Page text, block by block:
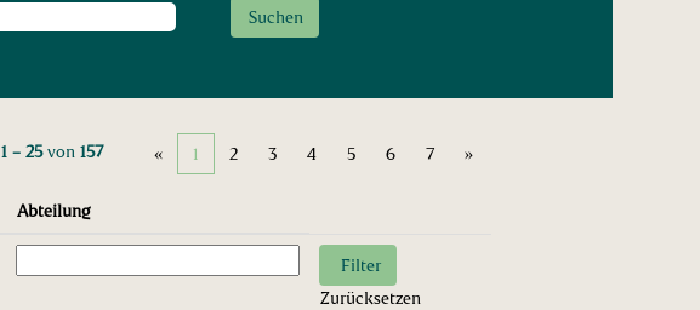
1 – 25von 157 « 1 2 3 4 5 6 7 »
Abteilung
Zurücksetzen